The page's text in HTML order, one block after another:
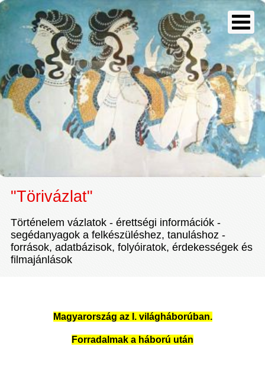
"Törivázlat"
Történelem vázlatok - érettségi információk -
segédanyagok a felkészüléshez, tanuláshoz -
források, adatbázisok, folyóiratok, érdekességek és
filmajánlások
Magyarország az I. világháborúban.
Forradalmak a háború után